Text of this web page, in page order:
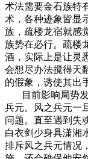
术法需要金石族特
术，各种迹象皆显
族，疏楼龙宿就感
族势在必行。疏楼
酒，实际上是让灵
会想尽办法搅得天
的假象，诱使其出
目前影响局势发
兵元。风之兵元一
问题。直至遇到失
白衣剑少身具潇湘
排斥风之兵元情况